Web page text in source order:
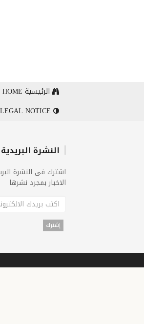
الرئيسية HOME
النشرة البريدية
اشترك فى النشرة
الاخبار بمجرد نشرها